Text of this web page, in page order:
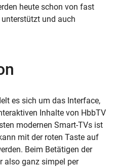
heute schon von fast
und auch
es sich um das Interface,
Inhalte von HbbTV
modernen Smart-TVs ist
mit der roten Taste auf
Beim Betätigen der
also ganz simpel per